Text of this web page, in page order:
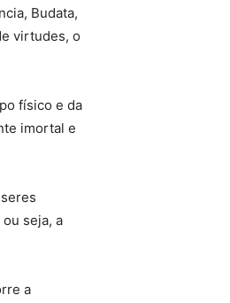
Budata,
virtudes, o
físico e da
imortal e
seja, a
a